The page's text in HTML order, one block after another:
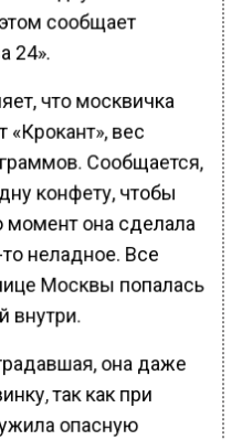
сообщает
24».
что москвичка
«Крокант», вес
Сообщается,
конфету, чтобы
момент она сделала
неладное. Все
Москвы попалась
внутри.
она даже
так как при
опасную